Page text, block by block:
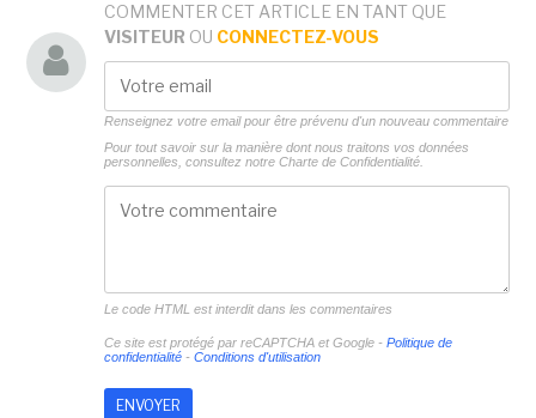
COMMENTER CET ARTICLE EN TANT QUE
VISITEUR OU CONNECTEZ-VOUS
Renseignez votre email pour être prévenu d'un nouveau commentaire
Pour tout savoir sur la manière dont nous traitons vos données
personnelles, consultez notre Charte de Confidentialité.
Le code HTML est interdit dans les commentaires
Ce site est protégé par reCAPTCHA et Google - Politique de
confidentialité- Conditions d'utilisation